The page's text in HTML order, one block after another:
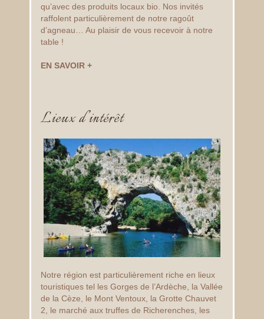
qu’avec des produits locaux bio. Nos invités
raffolent particulièrement de notre ragoût
d’agneau… Au plaisir de vous recevoir à notre
table !
EN SAVOIR +
Lieux d’intérêt
Notre région est particulièrement riche en lieux
touristiques tel les Gorges de l’Ardèche, la Vallée
de la Cèze, le Mont Ventoux, la Grotte Chauvet
2, le marché aux truffes de Richerenches, les